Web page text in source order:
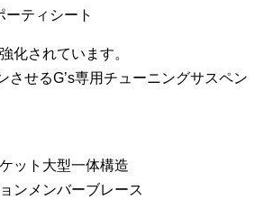
ーティシート
化されています。
させるG’s専用チューニングサスペン
ット大型一体構造
ンメンバーブレース